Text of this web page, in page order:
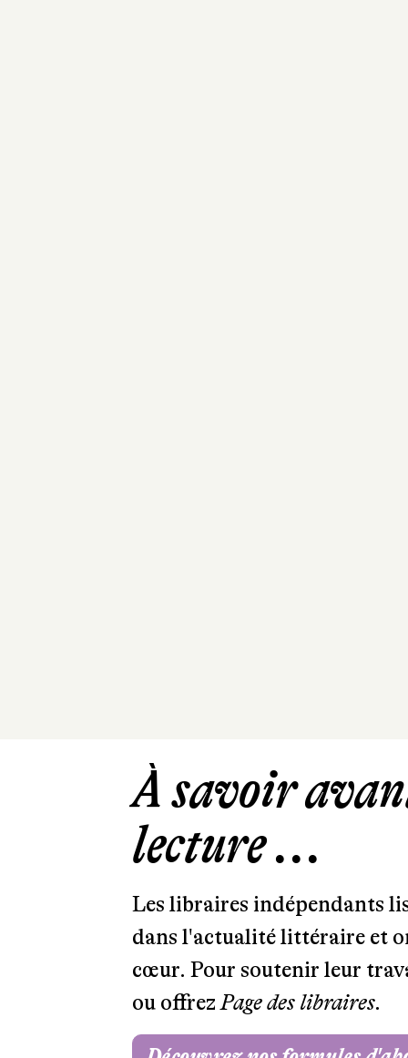
À savoir
lecture ...
Les libraires indépendants
dans l'actualité littéraire et
cœur. Pour soutenir leur
ou offrezPage des libraires.